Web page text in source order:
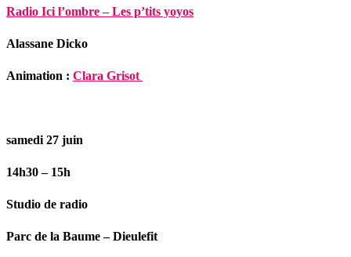
Radio Ici l’ombre – Les p’tits yoyos
Alassane Dicko
Animation : Clara Grisot
samedi 27 juin
14h30 – 15h
Studio de radio
Parc de la Baume – Dieulefit